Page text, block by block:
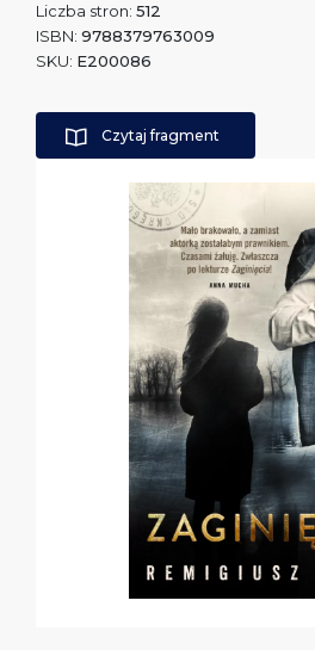
Liczba stron: 512
ISBN: 9788379763009
SKU: E200086
Czytaj fragment